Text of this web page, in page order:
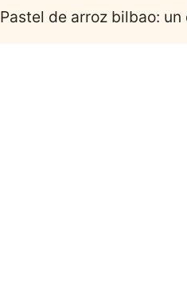
Pastel de arroz bilbao: